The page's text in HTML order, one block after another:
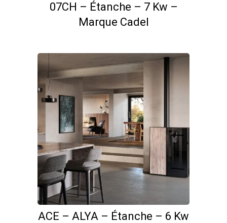
07CH – Étanche – 7 Kw –
Marque Cadel
ACE – ALYA – Étanche – 6 Kw